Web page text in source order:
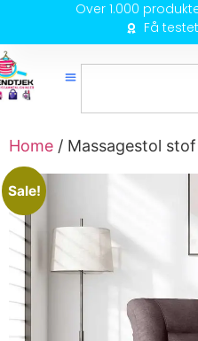
Over 1.000
Få
Home / Massagestol
Sale!